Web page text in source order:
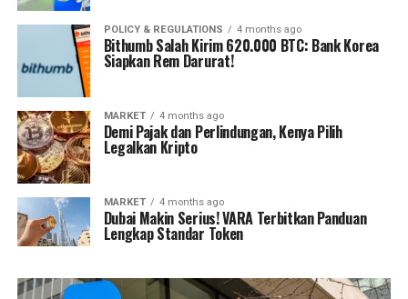
POLICY & REGULATIONS 4 months ago
Bithumb Salah Kirim 620.000 BTC: Bank Korea
Siapkan Rem Darurat!
MARKET 4 months ago
Demi Pajak dan Perlindungan, Kenya Pilih
Legalkan Kripto
MARKET 4 months ago
Dubai Makin Serius! VARA Terbitkan Panduan
Lengkap Standar Token